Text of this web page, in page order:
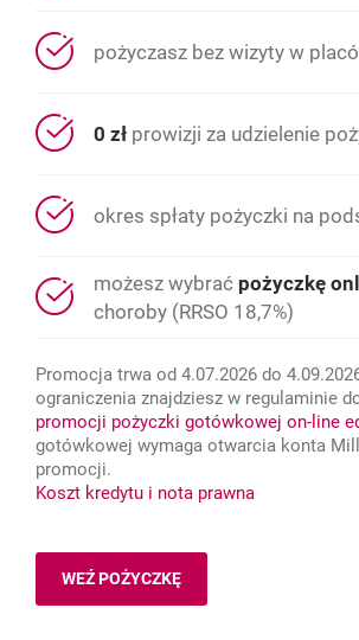
pożyczasz bez wizyty w
0 zł prowizji za udzielenie
okres spłaty pożyczki na
możesz wybrać pożyczkę
choroby (RRSO 18,7%)
Promocja trwa od 4.07.2026 do
ograniczenia znajdziesz w regulaminie
promocji pożyczki gotówkowej on-line
gotówkowej wymaga otwarcia konta
promocji.
Koszt kredytu i nota prawna
WEŹ POŻYCZKĘWNIOSEK O POŻYCZKĘ